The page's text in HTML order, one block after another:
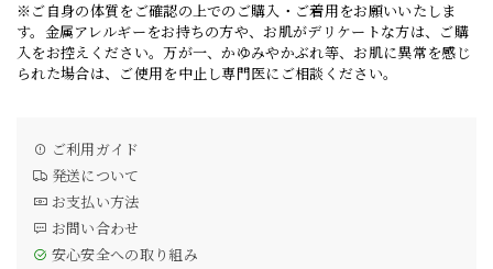
※ご自身の体質をご確認の上でのご購入・ご着用をお願いいたしま
す。金属アレルギーをお持ちの方や、お肌がデリケートな方は、ご購
入をお控えください。万が一、かゆみやかぶれ等、お肌に異常を感じ
られた場合は、ご使用を中止し専門医にご相談ください。
ご利用ガイド
発送について
お支払い方法
お問い合わせ
安心安全への取り組み